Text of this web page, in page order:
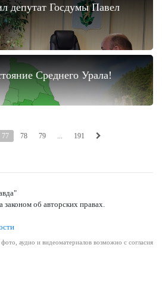
депутат Госдумы Павел
Среднего Урала!
77 78 79 191
об авторских правах.
аудио и видеоматериалов возможно с согласия